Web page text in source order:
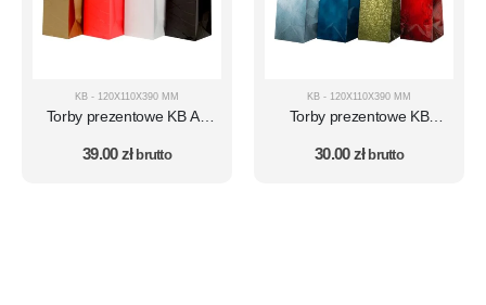
KB - 120X110X390 MM
Torby prezentowe KB AV
39.00zł brutto
KB - 120X110X390 MM
Torby prezentowe KB
30.00zł brutto